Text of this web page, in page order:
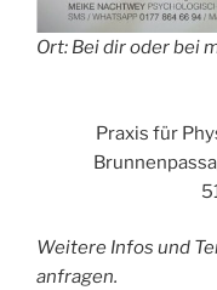
Ort: Bei dir oder bei
Praxis für
Weitere Infos und
anfragen.